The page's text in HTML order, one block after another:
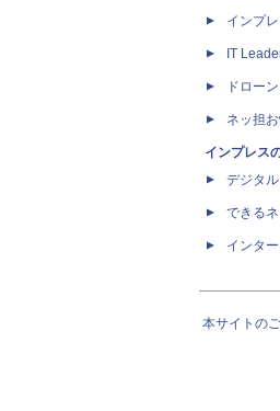
インプ
IT
ドロー
ネッ担
インプレス
デジタ
できるネ
インタ
本サイトの